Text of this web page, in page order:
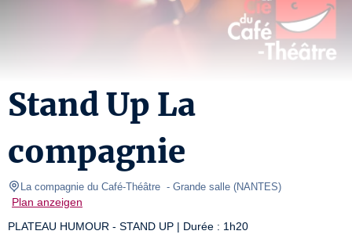
Stand Up La
compagnie
La compagnie du Café-Théâtre - Grande salle (NANTES)
Plan anzeigen
PLATEAU HUMOUR - STAND UP | Durée : 1h20